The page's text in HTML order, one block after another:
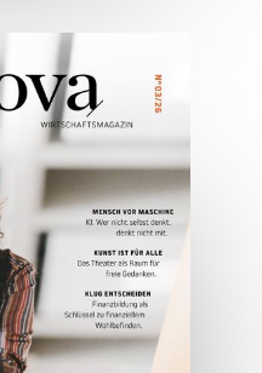
&
2026